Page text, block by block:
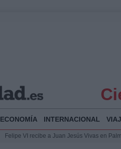
ECONOMÍA INTERNACIONAL
Felipe VI recibe a Juan Jesús Vivas en